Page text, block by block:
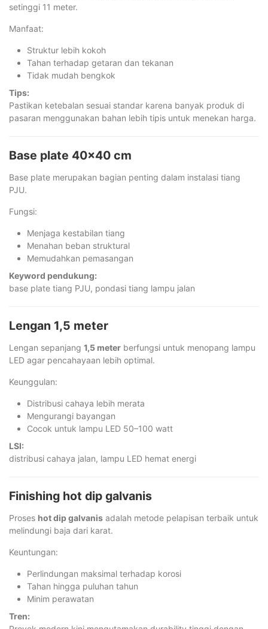
setinggi 11 meter.
Manfaat:
Struktur lebih kokoh
Tahan terhadap getaran dan tekanan
Tidak mudah bengkok
Tips:
Pastikan ketebalan sesuai standar karena banyak produk di
pasaran menggunakan bahan lebih tipis untuk menekan harga.
Base plate 40×40 cm
Base plate merupakan bagian penting dalam instalasi tiang
PJU.
Fungsi:
Menjaga kestabilan tiang
Menahan beban struktural
Memudahkan pemasangan
Keyword pendukung:
base plate tiang PJU, pondasi tiang lampu jalan
Lengan 1,5 meter
Lengan sepanjang 1,5 meter berfungsi untuk menopang lampu
LED agar pencahayaan lebih optimal.
Keunggulan:
Distribusi cahaya lebih merata
Mengurangi bayangan
Cocok untuk lampu LED 50–100 watt
LSI:
distribusi cahaya jalan, lampu LED hemat energi
Finishing hot dip galvanis
Proses hot dip galvanis adalah metode pelapisan terbaik untuk
melindungi baja dari karat.
Keuntungan:
Perlindungan maksimal terhadap korosi
Tahan hingga puluhan tahun
Minim perawatan
Tren: